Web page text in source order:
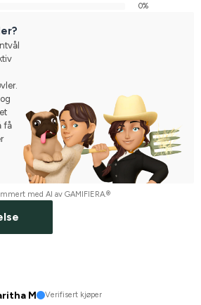
0%
få
med AI av GAMIFIERA.®
M
Verifisert kjøper